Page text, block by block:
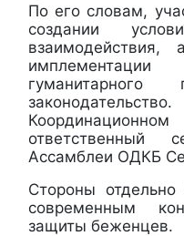
По его словам,
создании
ответственный
Ассамблеи ОДКБ
Стороны
современным
защиты беженцев.